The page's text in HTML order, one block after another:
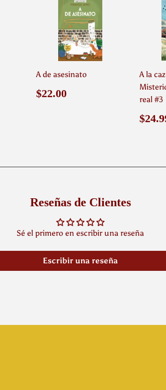
A de asesinato
Precio
$22.00
A la
real #3
Reseñas de Clientes
Sé el primero en escribir una reseña
Escribir una reseña